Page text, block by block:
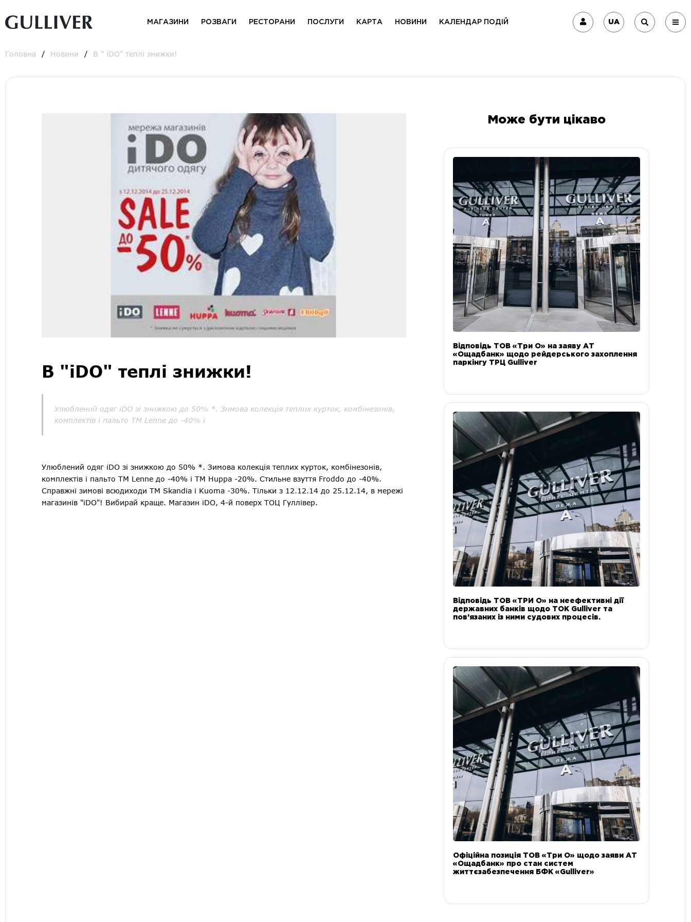
МАГАЗИНИ РОЗВАГИ РЕСТОРАНИ ПОСЛУГИ КАРТА НОВИНИ КАЛЕНДАР ПОДІЙ UA
Головна Новини В " iDO" теплі знижки!
В "iDO" теплі знижки!
Улюблений одяг iDO зі знижкою до 50% *. Зимова колекція теплих курток, комбінезонів,
комплектів і пальто TM Lenne до -40% і
Улюблений одяг iDO зі знижкою до 50% *. Зимова колекція теплих курток, комбінезонів,
комплектів і пальто TM Lenne до -40% і ТМ Huppa -20%. Стильне взуття Froddo до -40%.
Справжні зимові всюдиходи TM Skandia і Kuoma -30%. Тільки з 12.12.14 до 25.12.14, в мережі
магазинів "iDO"! Вибирай краще. Магазин iDO, 4-й поверх ТОЦ Гуллівер.
Може бути цікаво
Відповідь ТОВ «Три О» на заяву АТ
«Ощадбанк» щодо рейдерського захоплення
паркінгу ТРЦ Gulliver
Відповідь ТОВ «ТРИ О» на неефективні дії
державних банків щодо ТОК Gulliver та
пов’язаних із ними судових процесів.
Офіційна позиція ТОВ «Три О» щодо заяви АТ
«Ощадбанк» про стан систем
життєзабезпечення БФК «Gulliver»